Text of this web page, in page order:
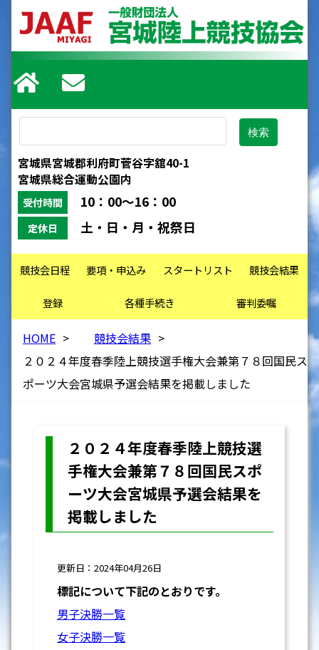
宮城県宮城郡利府町菅谷字舘40-1
宮城県総合運動公園内
受付時間 10：00～16：00
定休日 土・日・月・祝祭日
競技会日程 要項・申込み スタートリスト 競技会結果
登録 各種手続き 審判委嘱
HOME > 競技会結果 >
２０２４年度春季陸上競技選手権大会兼第７８回国民ス
ポーツ大会宮城県予選会結果を掲載しました
２０２４年度春季陸上競技選
手権大会兼第７８回国民スポ
ーツ大会宮城県予選会結果を
掲載しました
更新日：2024年04月26日
標記について下記のとおりです。
男子決勝一覧
女子決勝一覧